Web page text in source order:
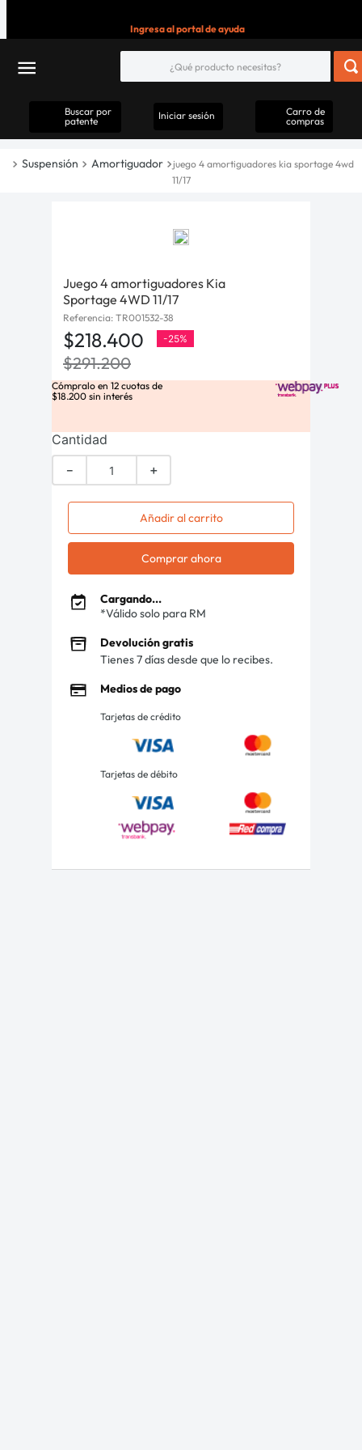
Ingresa al portal de ayuda
Buscar por
patente
Iniciar sesión
Carro de
compras
Suspensión Amortiguador
juego 4 amortiguadores kia sportage 4wd
11/17
Juego 4 amortiguadores Kia
Sportage 4WD 11/17
Referencia: TR001532-38
$218.400 -25%
$291.200
Cómpralo en 12 cuotas de
$18.200 sin interés
Cantidad
＋
－
Añadir al carrito
Comprar ahora
Cargando...
*Válido solo para RM
Devolución gratis
Tienes 7 días desde que lo recibes.
Medios de pago
Tarjetas de crédito
Tarjetas de débito